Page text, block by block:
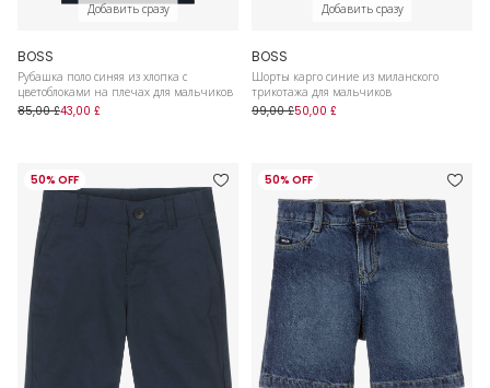
Добавить сразу
BOSS
Рубашка поло синяя из хлопка с
цветоблоками на плечах для мальчиков
85,00 £43,00 £
Добавить сразу
BOSS
Шорты карго синие из миланского
трикотажа для мальчиков
99,00 £50,00 £
50% OFF 50% OFF